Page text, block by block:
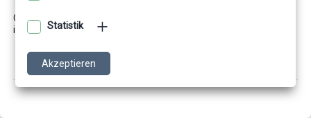
CIB merge interrupts with error 810 when a nesting level of 10
is reached.Statistik
Akzeptieren